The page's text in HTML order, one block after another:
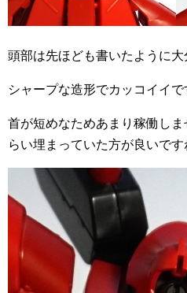
頭部は先ほども書いたように大
シャープな造形でカッコイイで
首が短めなためあまり稼働しま
らい埋まっていた方が良いです